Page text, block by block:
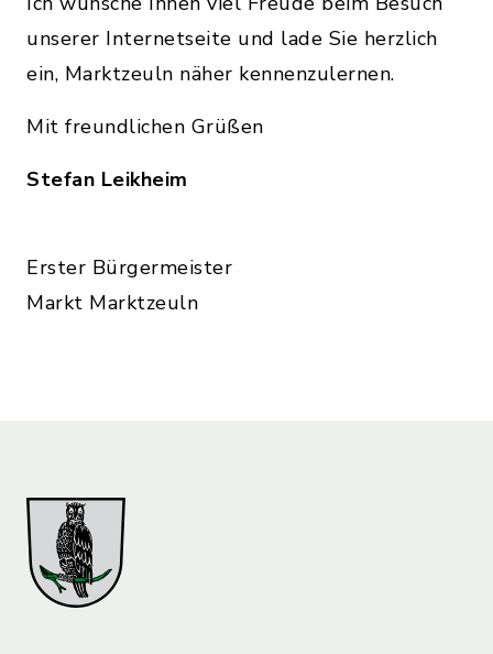
unserer Internetseite und lade Sie herzlich
ein, Marktzeuln näher kennenzulernen.
Mit freundlichen Grüßen
Stefan Leikheim
Erster Bürgermeister
Markt Marktzeuln